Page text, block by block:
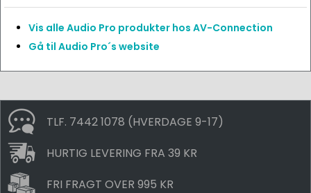
Vis alle Audio Pro produkter hos AV-Connection
Gå til Audio Pro´s website
TLF. 7442 1078 (HVERDAGE 9-17)
HURTIG LEVERING FRA 39 KR
FRI FRAGT OVER 995 KR